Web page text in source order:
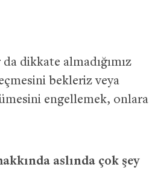
dikkate almadığımız
bekleriz veya
engellemek, onlara
aslında çok şey